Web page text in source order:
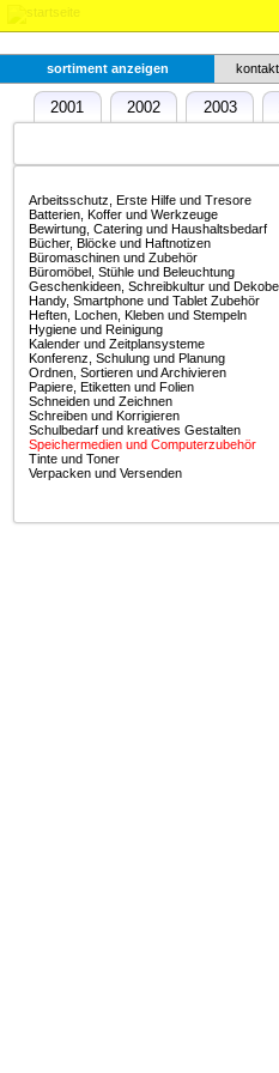
sortiment anzeigen kontakt
2001 2002 2003
Arbeitsschutz, Erste Hilfe und Tresore
Batterien, Koffer und Werkzeuge
Bewirtung, Catering und Haushaltsbedarf
Bücher, Blöcke und Haftnotizen
Büromaschinen und Zubehör
Büromöbel, Stühle und Beleuchtung
Geschenkideen, Schreibkultur und
Handy, Smartphone und Tablet Zubehör
Heften, Lochen, Kleben und Stempeln
Hygiene und Reinigung
Kalender und Zeitplansysteme
Konferenz, Schulung und Planung
Ordnen, Sortieren und Archivieren
Papiere, Etiketten und Folien
Schneiden und Zeichnen
Schreiben und Korrigieren
Schulbedarf und kreatives Gestalten
Speichermedien und Computerzubehör
Tinte und Toner
Verpacken und Versenden